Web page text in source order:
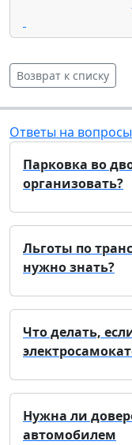
Возврат к списку
Ответы на вопросы
Парковка во
организовать?
Льготы по
нужно знать?
Что делать,
Нужна ли
автомобилем